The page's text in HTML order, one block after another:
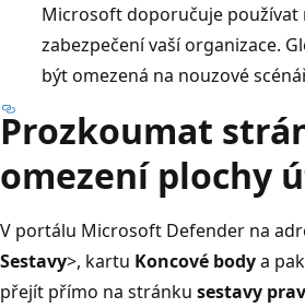
Microsoft doporučuje používat
zabezpečení vaší organizace.
být omezená na nouzové
Prozkoumat
omezení plochy
V portálu Microsoft Defender na
Sestavy>, kartu Koncové bodya
přejít přímo na stránku sestavy